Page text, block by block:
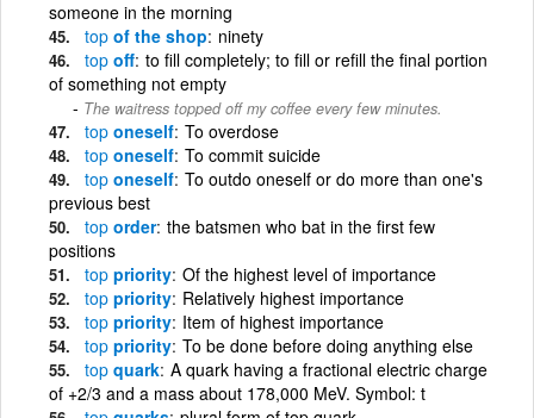
someone in the morning
top of the shop ninety
top off to fill completely; to fill or refill the final portion
of something not empty
The waitress topped off my coffee every few minutes.
top oneself To overdose
top oneself To commit suicide
top oneself To outdo oneself or do more than one's
previous best
top order the batsmen who bat in the first few
positions
top priority Of the highest level of importance
top priority Relatively highest importance
top priority Item of highest importance
top priority To be done before doing anything else
top quark A quark having a fractional electric charge
of +2/3 and a mass about 178,000 MeV. Symbol: t